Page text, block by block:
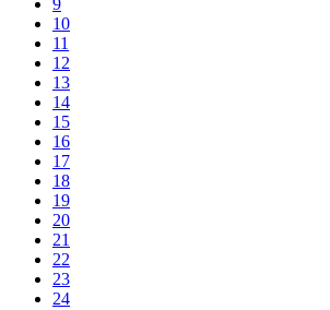
10
11
12
13
14
15
16
17
18
19
20
21
22
23
24